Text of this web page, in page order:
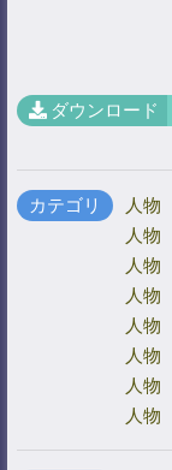
ダウンロード
カテゴリ 人物
人物
人物
人物
人物
人物
人物
人物